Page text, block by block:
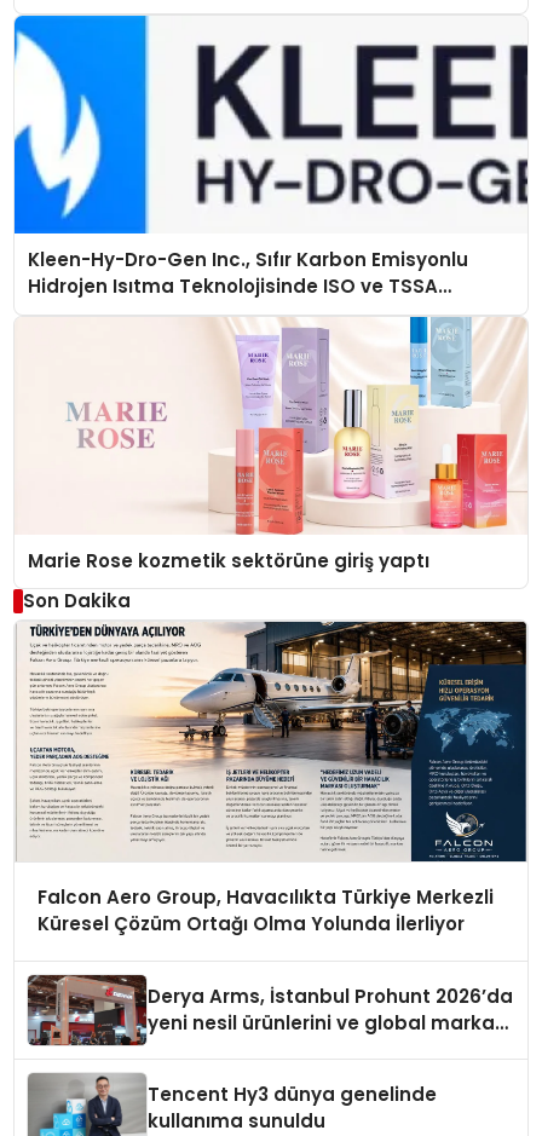
Kleen-Hy-Dro-Gen Inc., Sıfır Karbon Emisyonlu
Hidrojen Isıtma Teknolojisinde ISO ve TSSA
Düzenleyici Onaylarını Aldı
Marie Rose kozmetik sektörüne giriş yaptı
Son Dakika
Falcon Aero Group, Havacılıkta Türkiye Merkezli
Küresel Çözüm Ortağı Olma Yolunda İlerliyor
Derya Arms, İstanbul Prohunt 2026’da
yeni nesil ürünlerini ve global marka
Tencent Hy3 dünya genelinde
kullanıma sunuldu